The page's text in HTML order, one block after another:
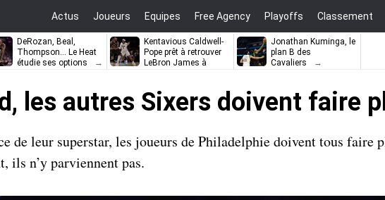
Actus Joueurs Equipes Free Agency Playoffs Classement
DeRozan, Beal,
Thompson… Le Heat
étudie ses options
Kentavious Caldwell-
Pope prêt à retrouver
LeBron James à
Jonathan Kuminga, le
plan B des
Cavaliers
les autres Sixers doivent faire
de leur superstar, les joueurs de Philadelphie doivent tous faire
ils n’y parviennent pas.